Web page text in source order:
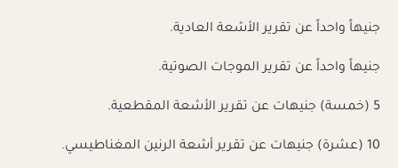
جنيهاً واحداً عن تقرير الأشعة العادية.
جنيهاً واحداً عن تقرير الموجات الصوتية.
5 (خمسة) جنيهات عن تقرير الأشعة المقطعية.
10 (عشرة) جنيهات عن تقرير أشعة الرنين المغناطيسي.